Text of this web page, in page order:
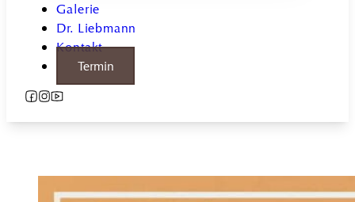
Galerie
Dr. Liebmann
Kontakt
Termin
Follow us on Facebook
Follow us on Instagram
Follow us on YouTube